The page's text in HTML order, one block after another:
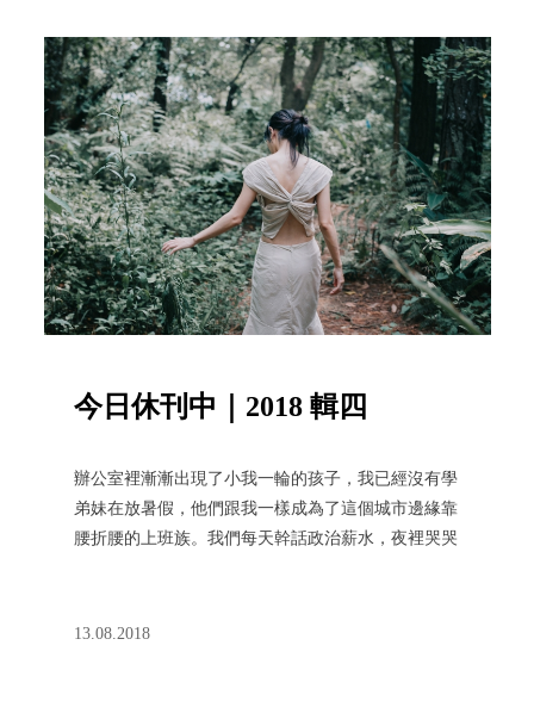
今日休刊中｜2018 輯四
辦公室裡漸漸出現了小我一輪的孩子，我已經沒有學
弟妹在放暑假，他們跟我一樣成為了這個城市邊緣靠
腰折腰的上班族。我們每天幹話政治薪水，夜裡哭哭
13.08.2018